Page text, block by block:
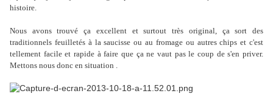
histoire.
Nous avons trouvé ça excellent et surtout très original, ça sort des
traditionnels feuilletés à la saucisse ou au fromage ou autres chips et c'est
tellement facile et rapide à faire que ça ne vaut pas le coup de s'en priver.
Mettons nous donc en situation .